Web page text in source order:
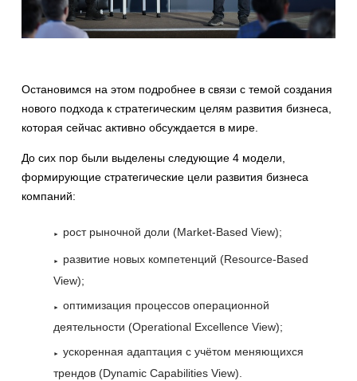
Остановимся на этом подробнее в связи с темой создания
нового подхода к стратегическим целям развития бизнеса,
которая сейчас активно обсуждается в мире.
До сих пор были выделены следующие 4 модели,
формирующие стратегические цели развития бизнеса
компаний:
рост рыночной доли (Market-Based View);
развитие новых компетенций (Resource-Based
View);
оптимизация процессов операционной
деятельности (Operational Excellence View);
ускоренная адаптация с учётом меняющихся
трендов (Dynamic Capabilities View).